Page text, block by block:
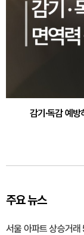
감기·독감 예
주요 뉴스
서울 아파트 상승거